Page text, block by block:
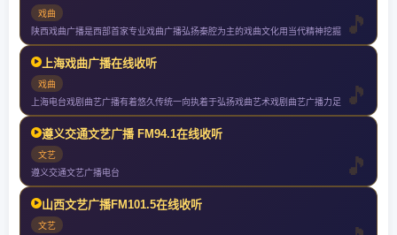
戏曲
陕西戏曲广播是西部首家专业戏曲广播弘扬秦腔为主的戏曲文化用当代精神挖掘
上海戏曲广播在线收听
戏曲
上海电台戏剧曲艺广播有着悠久传统一向执着于弘扬戏曲艺术戏剧曲艺广播力足
遵义交通文艺广播 FM94.1在线收听
文艺
遵义交通文艺广播电台
山西文艺广播FM101.5在线收听
文艺